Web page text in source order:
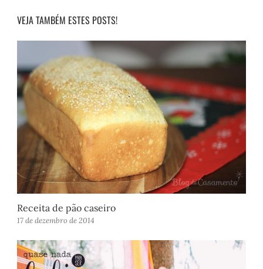
VEJA TAMBÉM ESTES POSTS!
Receita de pão caseiro
17 de dezembro de 2014